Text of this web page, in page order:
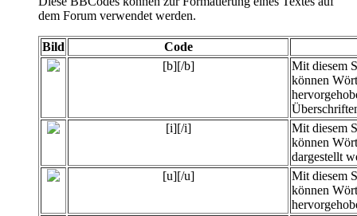
dem Forum verwendet werden.
Bild
Code
[b][/b]
Mit diesem
können
[i][/i]
Mit diesem
können
dargestellt
[u][/u]
Mit diesem
können